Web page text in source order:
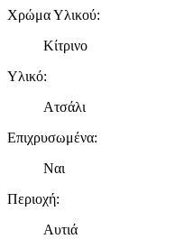
Χρώμα Υλικού:
Κίτρινο
Υλικό:
Ατσάλι
Επιχρυσωμένα:
Ναι
Περιοχή:
Αυτιά